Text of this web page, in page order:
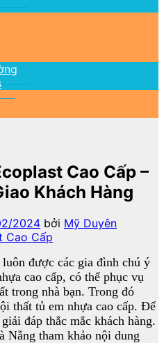
Cao Cấp –
Khách Hàng
2024 bởi Mỹ Duyên
luôn được các gia đình chú ý
cao cấp, có thể phục vụ
trong nhà bạn. Trong đó
thất tủ em nhựa cao cấp. Để
đáp thắc mắc khách hàng.
tham khảo nội dung